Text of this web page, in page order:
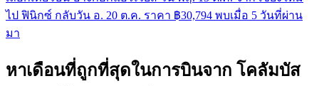
ไป ฟินิกซ์ กลับวัน อ. 20 ต.ค. ราคา ฿30,794 พบเมื่อ 5 วันที่ผ่าน
มา
หาเดือนที่ถูกที่สุดในการบินจาก โคลัมบัส